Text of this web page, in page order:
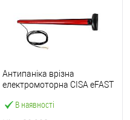
В наявності
Антипаніка врізна
електромоторна CISA eFAST